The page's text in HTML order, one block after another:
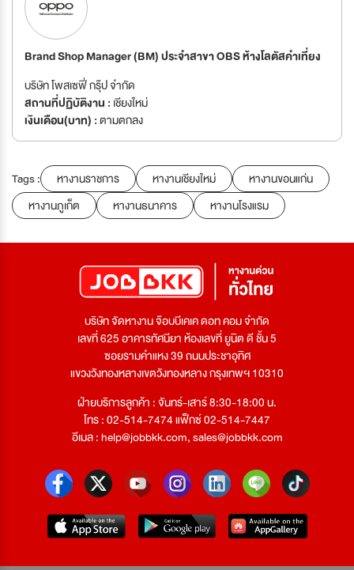
Brand Shop Manager (BM) ประจำสาขา OBS ห้างโลตัสคำเที่ยง
บริษัท โพสเซฟี่ กรุ๊ป จำกัด
สถานที่ปฏิบัติงาน : เชียงใหม่
เงินเดือน(บาท) :ตามตกลง
Tags : หางานราชการ หางานเชียงใหม่
หางานขอนแก่น
หางานภูเก็ต
หางานธนาคาร หางานโรงแรม
บริษัท จัดหางาน จ๊อบบีเคเค ดอท คอม จำกัด
เลขที่ 625 อาคารทัศนียา ห้องเลขที่ ยูนิต ดี ชั้น 5
ซอยรามคำแหง 39 ถนนประชาอุทิศ
แขวงวังทองหลางเขตวังทองหลาง กรุงเทพฯ 10310
ฝ่ายบริการลูกค้า : จันทร์-เสาร์ 8:30-18:00 น.
โทร : 02-514-7474 แฟ็กซ์ 02-514-7447
อีเมล :help@jobbkk.com,sales@jobbkk.com